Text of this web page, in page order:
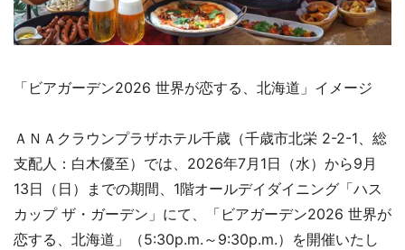
「ビアガーデン2026 世界が恋する、北海道」イメージ
ＡＮＡクラウンプラザホテル千歳（千歳市北栄 2-2-1、総
支配人：白木優至）では、2026年7月1日（水）から9月
13日（日）までの期間、1階オールデイダイニング「ハス
カップ ザ・ガーデン」にて、「ビアガーデン2026 世界が
恋する、北海道」（5:30p.m.～9:30p.m.）を開催いたし